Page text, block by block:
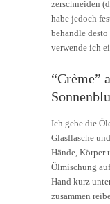
zerschneiden
habe jedoch
behandle
verwende ich
“Crème”
Ich gebe die
Glasflasche
Hände, Körper
Ölmischung
Hand kurz
zusammen